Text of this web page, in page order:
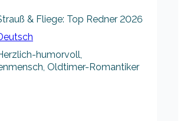
& Fliege: Top Redner 2026
humorvoll,
Oldtimer-Romantiker